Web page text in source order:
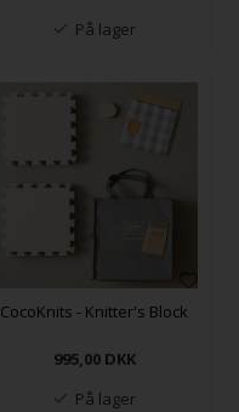
På lager
CocoKnits - Knitter's Block
995,00 DKK
På lager